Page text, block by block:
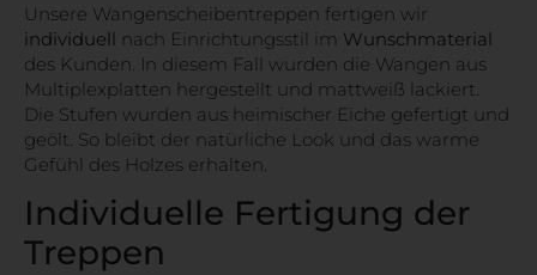
Unsere Wangenscheibentreppen fertigen wir
individuell nach Einrichtungsstil im Wunschmaterial
des Kunden. In diesem Fall wurden die Wangen aus
Multiplexplatten hergestellt und mattweiß lackiert.
Die Stufen wurden aus heimischer Eiche gefertigt und
geölt. So bleibt der natürliche Look und das warme
Gefühl des Holzes erhalten.
Individuelle Fertigung der
Treppen